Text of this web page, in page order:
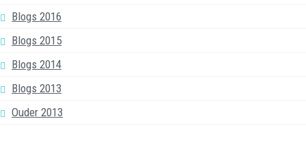
Blogs 2016
Blogs 2015
Blogs 2014
Blogs 2013
Ouder 2013